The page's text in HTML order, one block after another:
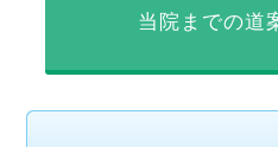
当院までの道